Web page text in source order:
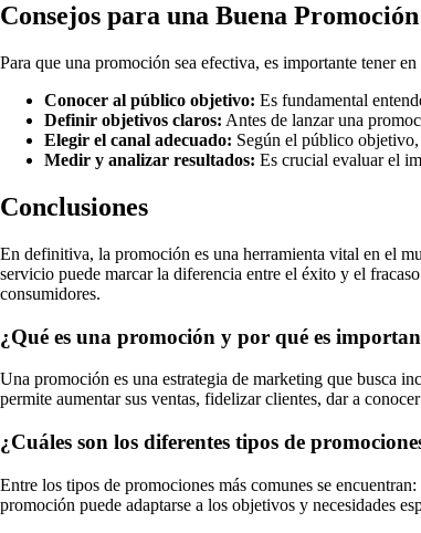
Consejos para una Buena Promoción
Para que una promoción sea efectiva, es importante tener
Conocer al público objetivo: Es fundamental
Definir objetivos claros: Antes de lanzar una
Elegir el canal adecuado: Según el público
Medir y analizar resultados: Es crucial evaluar el
Conclusiones
En definitiva, la promoción es una herramienta vital en el
servicio puede marcar la diferencia entre el éxito y el
consumidores.
¿Qué es una promoción y por qué es
Una promoción es una estrategia de marketing que busca
permite aumentar sus ventas, fidelizar clientes, dar a
¿Cuáles son los diferentes tipos de
Entre los tipos de promociones más comunes se
promoción puede adaptarse a los objetivos y necesidades